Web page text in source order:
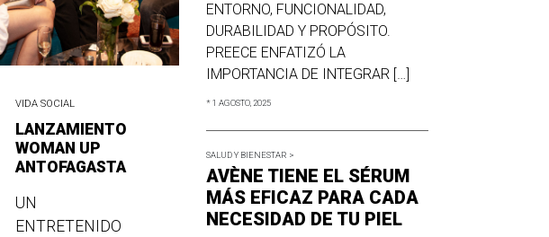
VIDA SOCIAL
LANZAMIENTO
WOMAN UP
ANTOFAGASTA
UN
ENTRETENIDO
ENTORNO, FUNCIONALIDAD,
DURABILIDAD Y PROPÓSITO.
PREECE ENFATIZÓ LA
IMPORTANCIA DE INTEGRAR […]
* 1 AGOSTO, 2025
SALUD Y BIENESTAR >
AVÈNE TIENE EL SÉRUM
MÁS EFICAZ PARA CADA
NECESIDAD DE TU PIEL